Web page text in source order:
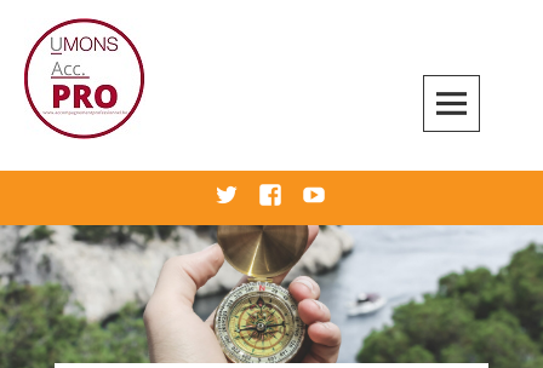
content
twitterFacebookYoutube